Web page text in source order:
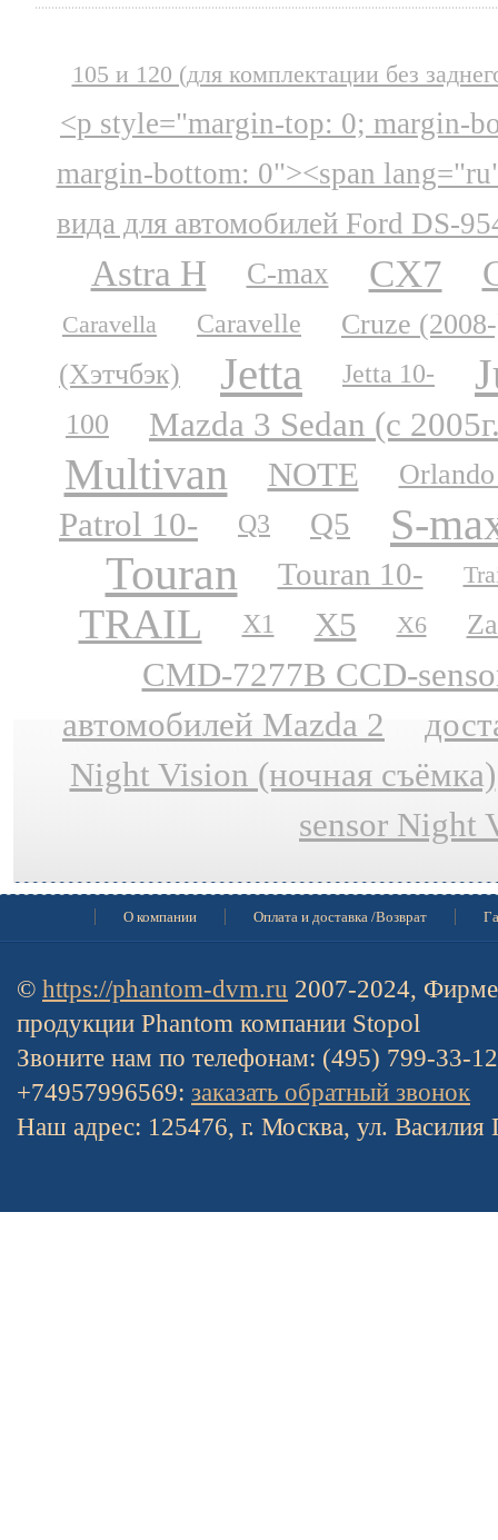
105 и 120 (для комплектации без
<p style="margin-top: 0; margin-
margin-bottom: 0"><span
вида для автомобилей Ford DS-
Astra H C-max CX7
Caravella Caravelle
Cruze
(Хэтчбэк)
Jetta Jetta 10-
100 Mazda 3 Sedan (с
Multivan NOTE
Patrol 10- Q3 Q5 S-
Touran Touran 10-
TRAIL X1 X5 X6
CMD-7277B CCD-
автомобилей Mazda 2
Night Vision (ночная съёмка)
sensor Night
О компании Оплата и доставка /Возврат
© https://phantom-dvm.ru 2007-2024,
продукции Phantom компании Stopol
Звоните нам по телефонам: (495) 799-33-
+74957996569: заказать обратный звонок
Наш адрес: 125476, г. Москва, ул. Василия